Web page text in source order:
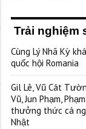
Trải nghiệm
Cùng Lý Nhã Kỳ
quốc hội Romania
Gil Lê, Vũ Cát
Vũ, Jun Phạm,
thưởng thức cá
Nhật